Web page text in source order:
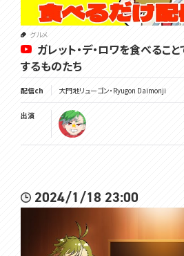
グルメ
ガレット・デ・ロワを食べるこ
するものたち
配信ch 大門地リューゴン・Ryugon Daimonji
出演
2024/1/18 23:00